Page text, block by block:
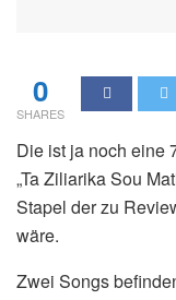
0
SHARES
Die ist ja noch eine
„Ta Ziliarika Sou
Stapel der zu
wäre.
Zwei Songs